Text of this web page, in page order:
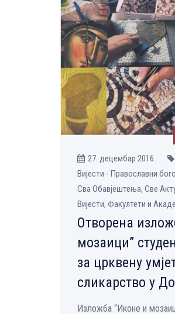
27. децембар 2016.
Вијести - Православни
Сва Обавјештења, Све
Вијести, Факултети и
Отворена
мозаици”
за црквену
сликарство у
Изложба “Иконе и